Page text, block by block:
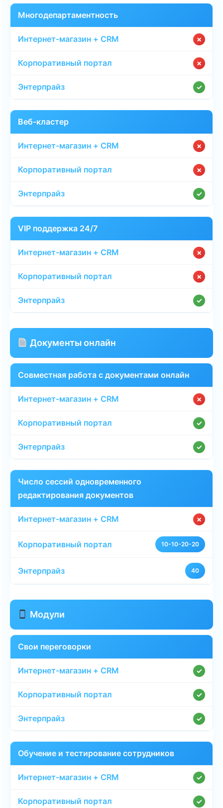
Многодепартаментность
✗
✗
✓
Веб-кластер
✗
✗
✓
VIP поддержка 24/7
✗
✗
✓
Документы онлайн
Совместная работа с документами онлайн
✗
✓
✓
Число сессий одновременного
редактирования документов
✗
10-10-20-20
40
Модули
Свои переговорки
✓
✓
✓
Обучение и тестирование сотрудников
✓
✓